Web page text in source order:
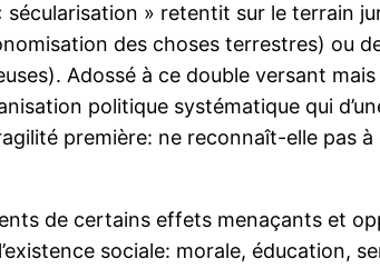
» retentit sur le terrain
des choses terrestres) ou
Adossé à ce double versant
politique systématique qui
première: ne reconnaît-elle pas
de certains effets menaçants et
sociale: morale, éducation,